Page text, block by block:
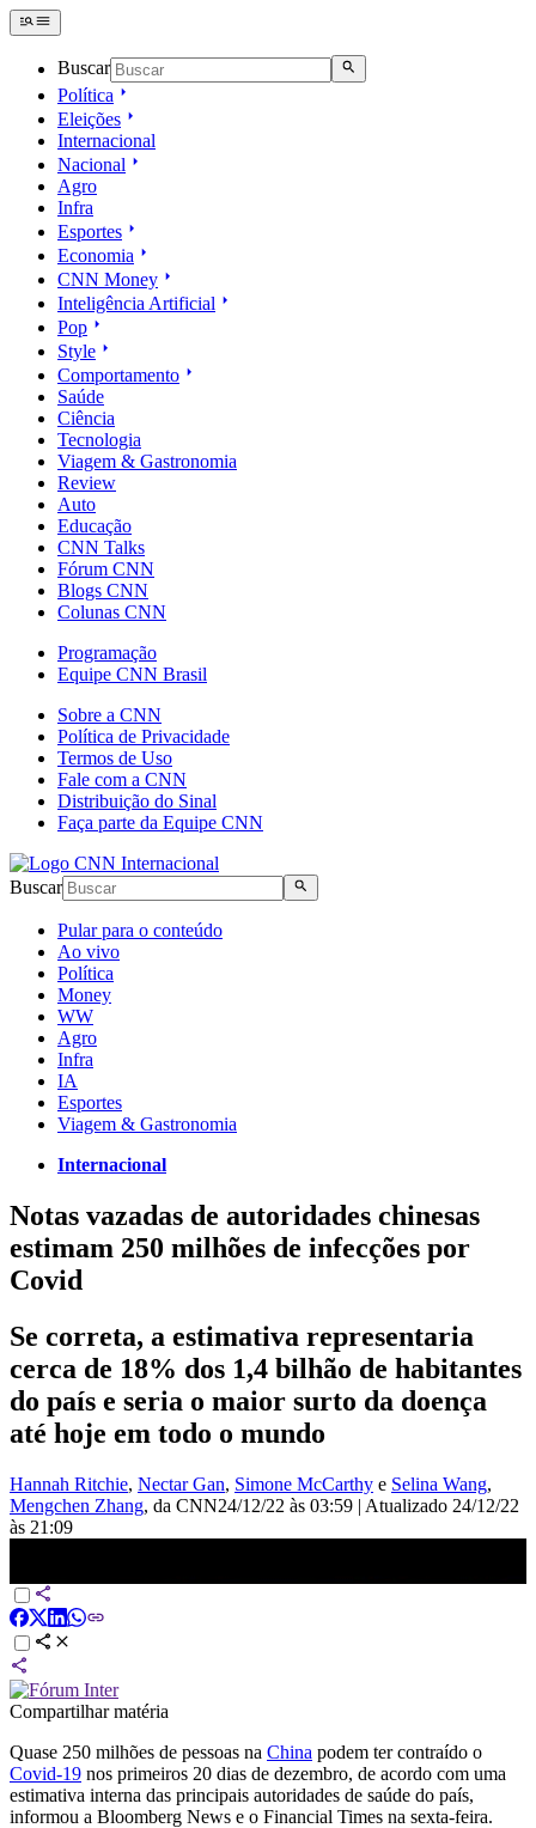
Buscar
Política
Eleições
Internacional
Nacional
Agro
Infra
Esportes
Economia
CNN Money
Inteligência Artificial
Pop
Style
Comportamento
Saúde
Ciência
Tecnologia
Viagem & Gastronomia
Review
Auto
Educação
CNN Talks
Fórum CNN
Blogs CNN
Colunas CNN
Programação
Equipe CNN Brasil
Sobre a CNN
Política de Privacidade
Termos de Uso
Fale com a CNN
Distribuição do Sinal
Faça parte da Equipe CNN
Buscar
Pular para o conteúdo
Ao vivo
Política
Money
WW
Agro
Infra
IA
Esportes
Viagem & Gastronomia
Internacional
Notas vazadas de autoridades chinesas
estimam 250 milhões de infecções por
Covid
Se correta, a estimativa representaria
cerca de 18% dos 1,4 bilhão de habitantes
do país e seria o maior surto da doença
até hoje em todo o mundo
Hannah Ritchie, Nectar Gan, Simone McCarthy e Selina Wang,
Mengchen Zhang, da CNN24/12/22 às 03:59 | Atualizado 24/12/22
às 21:09
Compartilhar matéria
Quase 250 milhões de pessoas na China podem ter contraído o
Covid-19 nos primeiros 20 dias de dezembro, de acordo com uma
estimativa interna das principais autoridades de saúde do país,
informou a Bloomberg News e o Financial Times na sexta-feira.